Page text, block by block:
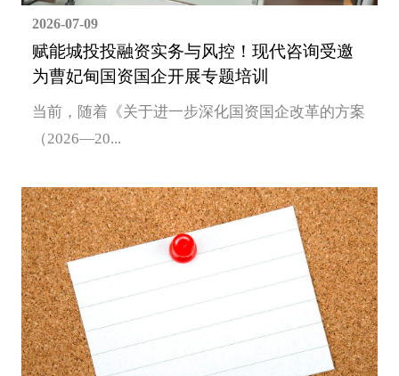
2026-07-09
赋能城投投融资实务与风控！现代咨询受邀
为曹妃甸国资国企开展专题培训
当前，随着《关于进一步深化国资国企改革的方案
（2026—20...